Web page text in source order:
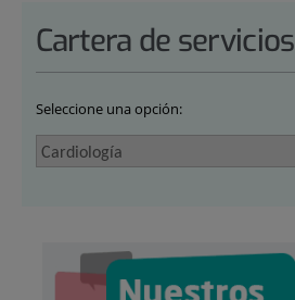
Cartera de servicios
Seleccione una opción: